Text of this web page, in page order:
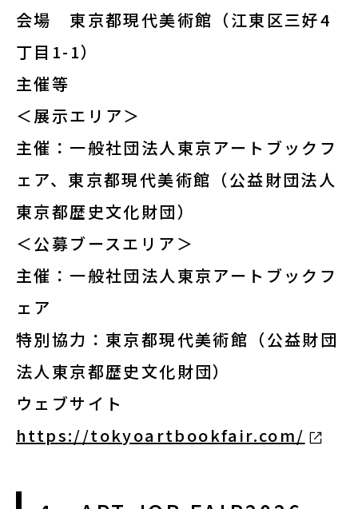
会場 東京都現代美術館（江東区三好4
丁目1-1）
主催等
＜展示エリア＞
主催：一般社団法人東京アートブックフ
ェア、東京都現代美術館（公益財団法人
東京都歴史文化財団）
＜公募ブースエリア＞
主催：一般社団法人東京アートブックフ
ェア
特別協力：東京都現代美術館（公益財団
法人東京都歴史文化財団）
ウェブサイト
https://tokyoartbookfair.com/